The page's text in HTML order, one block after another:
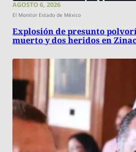
AGOSTO 6, 2026
El Monitor Estado de México
Explosión de presunto
muerto y dos heridos en